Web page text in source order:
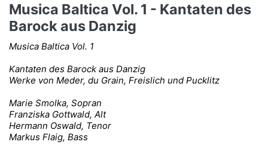
Musica Baltica Vol. 1 - Kantaten des
Barock aus Danzig
Musica Baltica Vol. 1
Kantaten des Barock aus Danzig
Werke von Meder, du Grain, Freislich und Pucklitz
Marie Smolka, Sopran
Franziska Gottwald, Alt
Hermann Oswald, Tenor
Markus Flaig, Bass